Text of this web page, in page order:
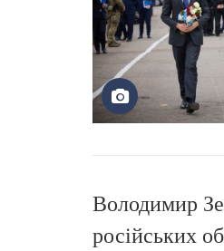
Володимир
російських